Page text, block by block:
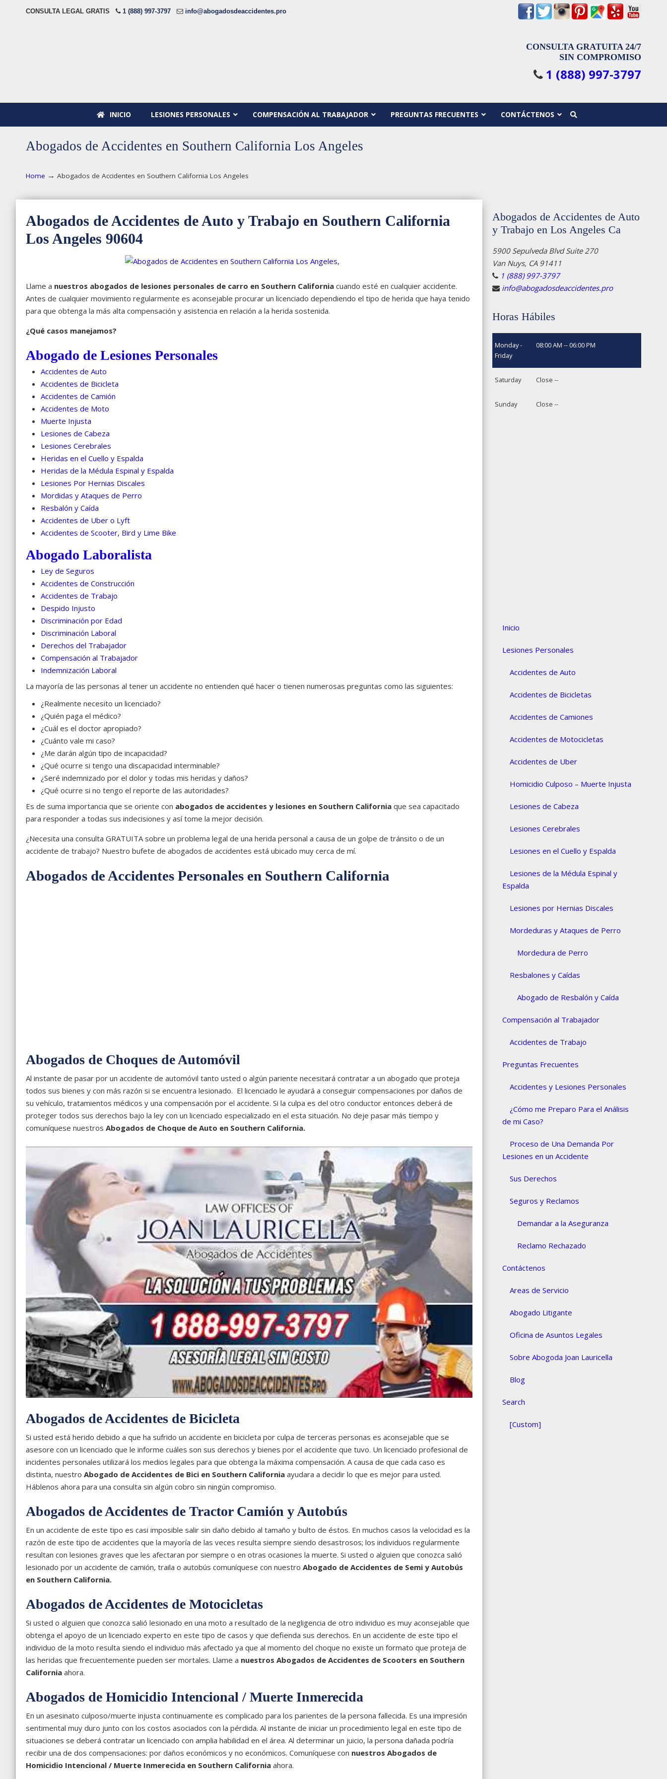
CONSULTA LEGAL GRATIS 1 (888) 997-3797 info@abogadosdeaccidentes.pro
CONSULTA GRATUITA 24/7
SIN COMPROMISO
1 (888) 997-3797
INICIO LESIONES PERSONALES COMPENSACIÓN AL TRABAJADOR PREGUNTAS FRECUENTES CONTÁCTENOS
Abogados de Accidentes en Southern California Los Angeles
Home → Abogados de Accidentes en Southern California Los Angeles
Abogados de Accidentes de Auto y Trabajo en Southern California
Los Angeles 90604
Llame a nuestros abogados de lesiones personales de carro en Southern California cuando esté en cualquier accidente.
Antes de cualquier movimiento regularmente es aconsejable procurar un licenciado dependiendo el tipo de herida que haya tenido
para que obtenga la más alta compensación y asistencia en relación a la herida sostenida.
¿Qué casos manejamos?
Abogado de Lesiones Personales
Accidentes de Auto
Accidentes de Bicicleta
Accidentes de Camión
Accidentes de Moto
Muerte Injusta
Lesiones de Cabeza
Lesiones Cerebrales
Heridas en el Cuello y Espalda
Heridas de la Médula Espinal y Espalda
Lesiones Por Hernias Discales
Mordidas y Ataques de Perro
Resbalón y Caída
Accidentes de Uber o Lyft
Accidentes de Scooter, Bird y Lime Bike
Abogado Laboralista
Ley de Seguros
Accidentes de Construcción
Accidentes de Trabajo
Despido Injusto
Discriminación por Edad
Discriminación Laboral
Derechos del Trabajador
Compensación al Trabajador
Indemnización Laboral
La mayoría de las personas al tener un accidente no entienden qué hacer o tienen numerosas preguntas como las siguientes:
¿Realmente necesito un licenciado?
¿Quién paga el médico?
¿Cuál es el doctor apropiado?
¿Cuánto vale mi caso?
¿Me darán algún tipo de incapacidad?
¿Qué ocurre si tengo una discapacidad interminable?
¿Seré indemnizado por el dolor y todas mis heridas y daños?
¿Qué ocurre si no tengo el reporte de las autoridades?
Es de suma importancia que se oriente con abogados de accidentes y lesiones en Southern California que sea capacitado
para responder a todas sus indecisiones y así tome la mejor decisión.
¿Necesita una consulta GRATUITA sobre un problema legal de una herida personal a causa de un golpe de tránsito o de un
accidente de trabajo? Nuestro bufete de abogados de accidentes está ubicado muy cerca de mí.
Abogados de Accidentes Personales en Southern California
Abogados de Choques de Automóvil
Al instante de pasar por un accidente de automóvil tanto usted o algún pariente necesitará contratar a un abogado que proteja
todos sus bienes y con más razón si se encuentra lesionado. El licenciado le ayudará a conseguir compensaciones por daños de
su vehículo, tratamientos médicos y una compensación por el accidente. Si la culpa es del otro conductor entonces deberá de
proteger todos sus derechos bajo la ley con un licenciado especializado en el esta situación. No deje pasar más tiempo y
comuníquese nuestros Abogados de Choque de Auto en Southern California.
Abogados de Accidentes de Bicicleta
Si usted está herido debido a que ha sufrido un accidente en bicicleta por culpa de terceras personas es aconsejable que se
asesore con un licenciado que le informe cuáles son sus derechos y bienes por el accidente que tuvo. Un licenciado profesional de
incidentes personales utilizará los medios legales para que obtenga la máxima compensación. A causa de que cada caso es
distinta, nuestro Abogado de Accidentes de Bici en Southern California ayudara a decidir lo que es mejor para usted.
Háblenos ahora para una consulta sin algún cobro sin ningún compromiso.
Abogados de Accidentes de Tractor Camión y Autobús
En un accidente de este tipo es casi imposible salir sin daño debido al tamaño y bulto de éstos. En muchos casos la velocidad es la
razón de este tipo de accidentes que la mayoría de las veces resulta siempre siendo desastrosos; los individuos regularmente
resultan con lesiones graves que les afectaran por siempre o en otras ocasiones la muerte. Si usted o alguien que conozca salió
lesionado por un accidente de camión, traila o autobús comuníquese con nuestro Abogado de Accidentes de Semi y Autobús
en Southern California.
Abogados de Accidentes de Motocicletas
Si usted o alguien que conozca salió lesionado en una moto a resultado de la negligencia de otro individuo es muy aconsejable que
obtenga el apoyo de un licenciado experto en este tipo de casos y que defienda sus derechos. En un accidente de este tipo el
individuo de la moto resulta siendo el individuo más afectado ya que al momento del choque no existe un formato que proteja de
las heridas que frecuentemente pueden ser mortales. Llame a nuestros Abogados de Accidentes de Scooters en Southern
California ahora.
Abogados de Homicidio Intencional / Muerte Inmerecida
En un asesinato culposo/muerte injusta continuamente es complicado para los parientes de la persona fallecida. Es una impresión
sentimental muy duro junto con los costos asociados con la pérdida. Al instante de iniciar un procedimiento legal en este tipo de
situaciones se deberá contratar un licenciado con amplia habilidad en el área. Al determinar un juicio, la persona dañada podría
recibir una de dos compensaciones: por daños económicos y no económicos. Comuníquese con nuestros Abogados de
Homicidio Intencional / Muerte Inmerecida en Southern California ahora.
Abogados de Accidentes de Auto
y Trabajo en Los Angeles Ca
5900 Sepulveda Blvd Suite 270
Van Nuys, CA 91411
1 (888) 997-3797
info@abogadosdeaccidentes.pro
Horas Hábiles
Monday -
Friday
08:00 AM -- 06:00 PM
Saturday Close --
Sunday Close --
Inicio
Lesiones Personales
Accidentes de Auto
Accidentes de Bicicletas
Accidentes de Camiones
Accidentes de Motocicletas
Accidentes de Uber
Homicidio Culposo – Muerte Injusta
Lesiones de Cabeza
Lesiones Cerebrales
Lesiones en el Cuello y Espalda
Lesiones de la Médula Espinal y
Espalda
Lesiones por Hernias Discales
Mordeduras y Ataques de Perro
Mordedura de Perro
Resbalones y Caídas
Abogado de Resbalón y Caída
Compensación al Trabajador
Accidentes de Trabajo
Preguntas Frecuentes
Accidentes y Lesiones Personales
¿Cómo me Preparo Para el Análisis
de mi Caso?
Proceso de Una Demanda Por
Lesiones en un Accidente
Sus Derechos
Seguros y Reclamos
Demandar a la Aseguranza
Reclamo Rechazado
Contáctenos
Areas de Servicio
Abogado Litigante
Oficina de Asuntos Legales
Sobre Abogoda Joan Lauricella
Blog
Search
[Custom]